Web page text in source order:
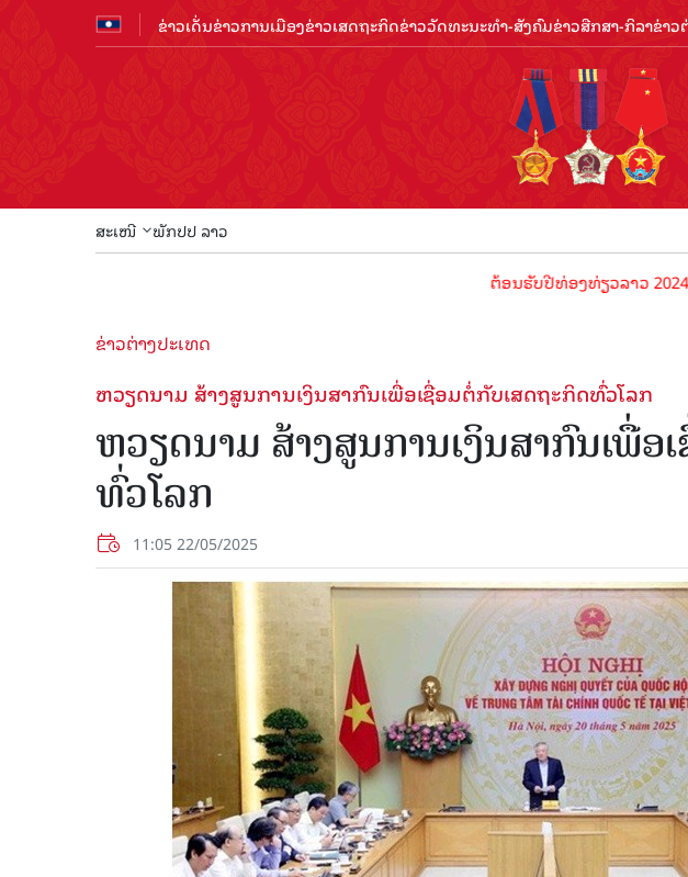
ຂ່າວເດັ່ນຂ່າວການເມືອງຂ່າວເສດຖະກິດຂ່າວວັດທະນະທຳ-ສັງຄົມຂ່າວສືກສາ-ກິລາຂ່າວ
ສະເໜີ ພັກປປ ລາວ
ຕ້ອນຮັບປີທ່ອງທ່ຽວລາວ 2024 ປະ
ຂ່າວຕ່າງປະເທດ
ຫວຽດນາມ ສ້າງສູນການເງິນສາກົນເພື່ອເຊື່ອມຕໍ່ກັບເສດຖະກິດທົ່ວໂລກ
ຫວຽດນາມ ສ້າງສູນການເງິນສາກົນເພື່ອ
ທົ່ວໂລກ
11:05 22/05/2025